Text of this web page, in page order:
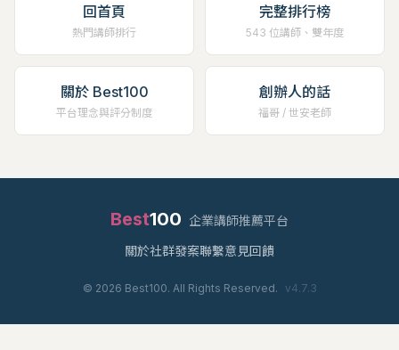
回首頁
熱門講師排行
完整排行榜
543 位講師、雙年度
關於 Best100
平台理念與評分制度
創辦人的話
福哥 / 世安老師
Best100 企業講師推薦平台
關於社群發案聯繫意見回饋
© 2026 Best100. All Rights Reserved. v4.7.3